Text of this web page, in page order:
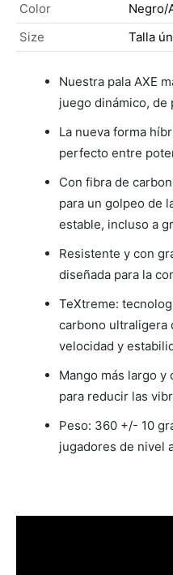
Color
Negro/
Size
Talla
Nuestra pala AXE
juego dinámico, de
La nueva forma
perfecto entre
Con fibra de
para un golpeo de
estable, incluso a
Resistente y con
diseñada para la
TeXtreme:
carbono ultraligera
velocidad y
Mango más largo
para reducir las
Peso: 360 +/- 10
jugadores de nivel